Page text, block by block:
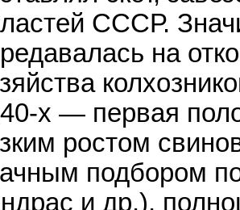
СССР.
на
— первая
ростом
подбором
и др.),